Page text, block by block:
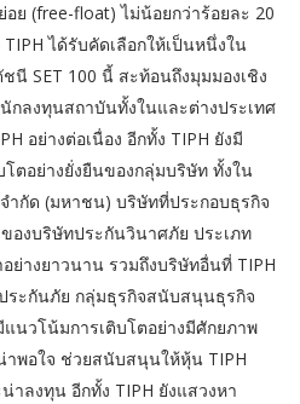
ย (free-float) ไม่น้อยกว่าร้อยละ 20
ได้รับคัดเลือกให้เป็นหนึ่งใน
SET 100 นี้ สะท้อนถึงมุมมองเชิง
กลงทุนสถาบันทั้งในและต่างประเทศ
อย่างต่อเนื่อง อีกทั้ง TIPH ยังมี
ตอย่างยั่งยืนของกลุ่มบริษัท ทั้งใน
กัด (มหาชน) บริษัทที่ประกอบธุรกิจ
องบริษัทประกันวินาศภัย ประเภท
ย่างยาวนาน รวมถึงบริษัทอื่นที่ TIPH
ระกันภัย กลุ่มธุรกิจสนับสนุนธุรกิจ
นวโน้มการเติบโตอย่างมีศักยภาพ
พอใจ ช่วยสนับสนุนให้หุ้น TIPH
ลงทุน อีกทั้ง TIPH ยังแสวงหา